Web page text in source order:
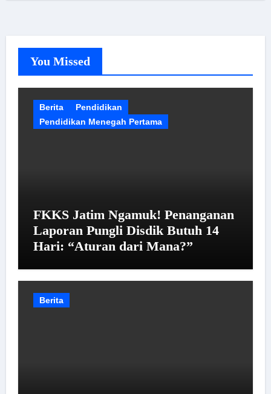
You Missed
Berita
Pendidikan
Pendidikan Menegah Pertama
FKKS Jatim Ngamuk! Penanganan
Laporan Pungli Disdik Butuh 14
Hari: “Aturan dari Mana?”
Berita